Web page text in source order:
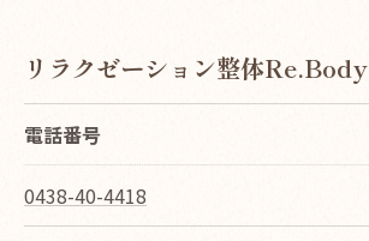
リラクゼーション整体Re.Body
電話番号
0438-40-4418